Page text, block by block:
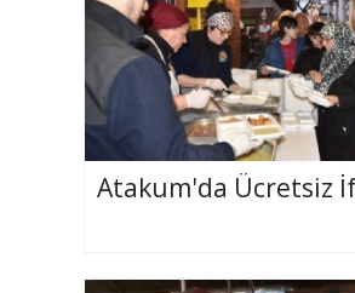
Atakum'da Ücretsiz